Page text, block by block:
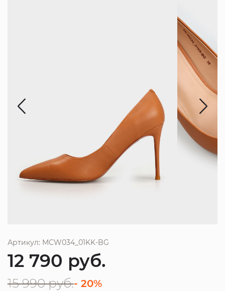
Артикул: MCW034_01KK-BG
12 790 руб.
15 990 руб.- 20%